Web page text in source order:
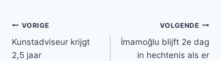
Bericht
navigatie
VORIGE
Kunstadviseur krijgt
2,5 jaar
VOLGENDE
İmamoğlu blijft 2e dag
in hechtenis als er